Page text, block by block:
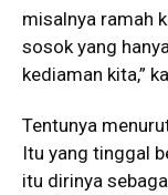
misalnya ramah
sosok yang
kediaman kita,”
Tentunya
Itu yang tinggal
itu dirinya